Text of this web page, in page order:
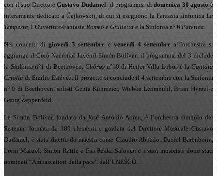
con il suo DirettoreGustavo Dudamel: il programma didomenica 30 agosto è
interamente dedicato a Čajkovskij, di cui si eseguono la Fantasia sinfonica La
Tempesta , l’Ouverture-Fantasia Romeo e Giulietta e la Sinfonia n° 6 Patetica
Nei concerti digiovedì 3 settembre e venerdì 4 settembreall’orchestra si
aggiunge il Coro Nacional Juvenil Simón Bolívar: il programma del 3 include
la Sinfonia n°1 di Beethoven, Chôros n°10 di Heitor Villa-Lobos e la Cantata
Criolla di Emilio Estévez. Il progetto si conclude il 4 settembre con la Sinfonia
n° 9 di Beethoven, solisti Genia Kühmeier, Wiebke Lehmkuhl, Brian Hymel e
Georg Zeppenfeld.
La Simón Bolívar, fondata da José Antonio Abreu, è l’orchestra simbolo del
Sistema: formata da 180 elementi e guidata dal Direttore Musicale Gustavo
Dudamel, è stata diretta da maestri come Claudio Abbado, Daniel Barenboim,
Lorin Maazel, Simon Rattle e Esa-Pekka Salonen e i suoi musicisti dono stati
nominati “Ambascaitori della pace” dall’UNESCO.